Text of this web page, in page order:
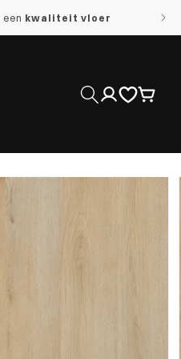
een kwaliteit vloer
Inloggen